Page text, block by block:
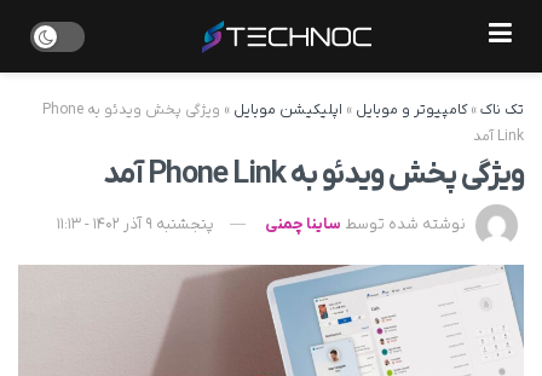
تک ناک»کامپیوتر و موبایل » اپلیکیشن موبایل »
ویژگی پخش ویدئو به Phone
Link آمد
ویژگی پخش ویدئو به Phone Link آمد
نوشته شده توسط ساینا چمنی پنجشنبه 9 آذر 1402 - 11:13